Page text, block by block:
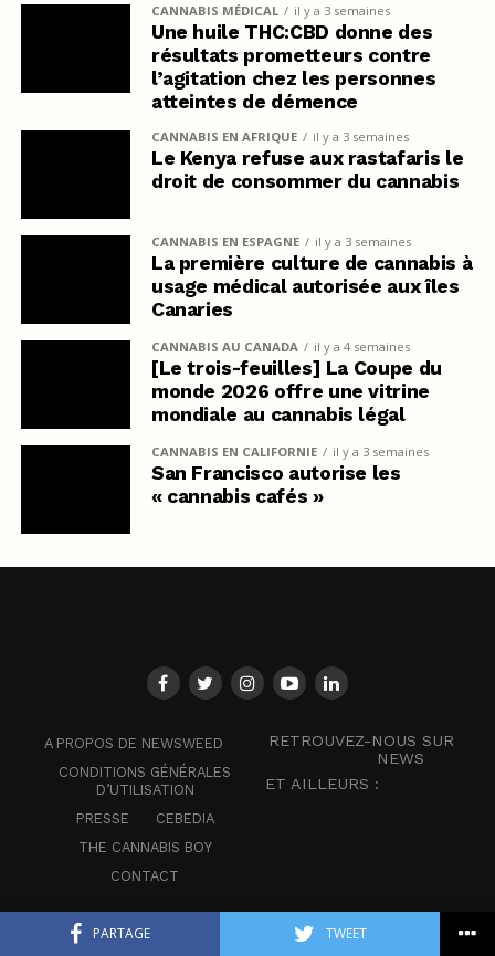
PARTAGE TWEET
CANNABIS MÉDICAL il y a 3 semaines
Une huile THC:CBD donne des
résultats prometteurs contre
l’agitation chez les personnes
atteintes de démence
CANNABIS EN AFRIQUE il y a 3 semaines
Le Kenya refuse aux rastafaris le
droit de consommer du cannabis
CANNABIS EN ESPAGNE il y a 3 semaines
La première culture de cannabis à
usage médical autorisée aux îles
Canaries
CANNABIS AU CANADA il y a 4 semaines
[Le trois-feuilles] La Coupe du
monde 2026 offre une vitrine
mondiale au cannabis légal
CANNABIS EN CALIFORNIE il y a 3 semaines
San Francisco autorise les
« cannabis cafés »
A PROPOS DE NEWSWEED
CONDITIONS GÉNÉRALES
D’UTILISATION
PRESSE
CEBEDIA
THE CANNABIS BOY
CONTACT
RETROUVEZ-NOUS SUR
NEWS
ET AILLEURS :